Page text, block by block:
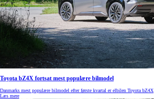
Toyota bZ4X fortsat mest populære bilmodel
Danmarks mest populære bilmodel efter første kvartal er elbilen Toyota bZ4X
Læs mere